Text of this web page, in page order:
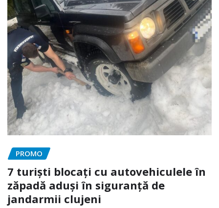
PROMO
7 turiști blocați cu autovehiculele în
zăpadă aduși în siguranță de
jandarmii clujeni